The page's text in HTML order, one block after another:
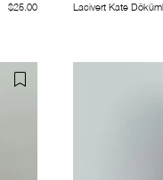
$25.00 Lacivert Kate